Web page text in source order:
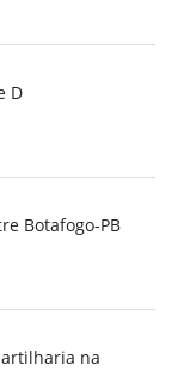
D
Botafogo-PB
na